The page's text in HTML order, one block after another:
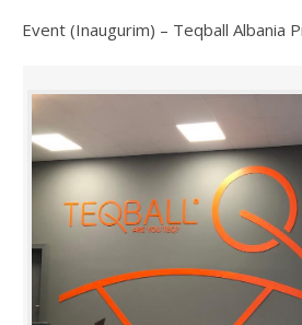
Event (Inaugurim) – Teqball Albania